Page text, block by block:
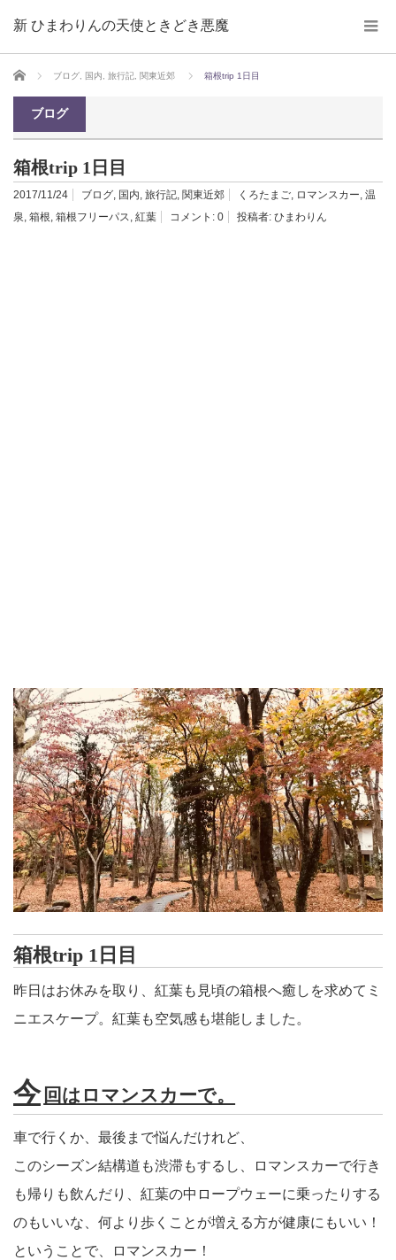
新 ひまわりんの天使ときどき悪魔
ホーム ブログ 国内 旅行記 関東近郊 箱根trip 1日目
ブログ
箱根trip 1日目
2017/11/24 ブログ, 国内, 旅行記, 関東近郊 くろたまご, ロマンスカー, 温
泉, 箱根, 箱根フリーパス, 紅葉 コメント: 0 投稿者: ひまわりん
箱根trip 1日目
昨日はお休みを取り、紅葉も見頃の箱根へ癒しを求めてミ
ニエスケープ。紅葉も空気感も堪能しました。
今 回はロマンスカーで。
車で行くか、最後まで悩んだけれど、
このシーズン結構道も渋滞もするし、ロマンスカーで行き
も帰りも飲んだり、紅葉の中ロープウェーに乗ったりする
のもいいな、何より歩くことが増える方が健康にもいい！
ということで、ロマンスカー！